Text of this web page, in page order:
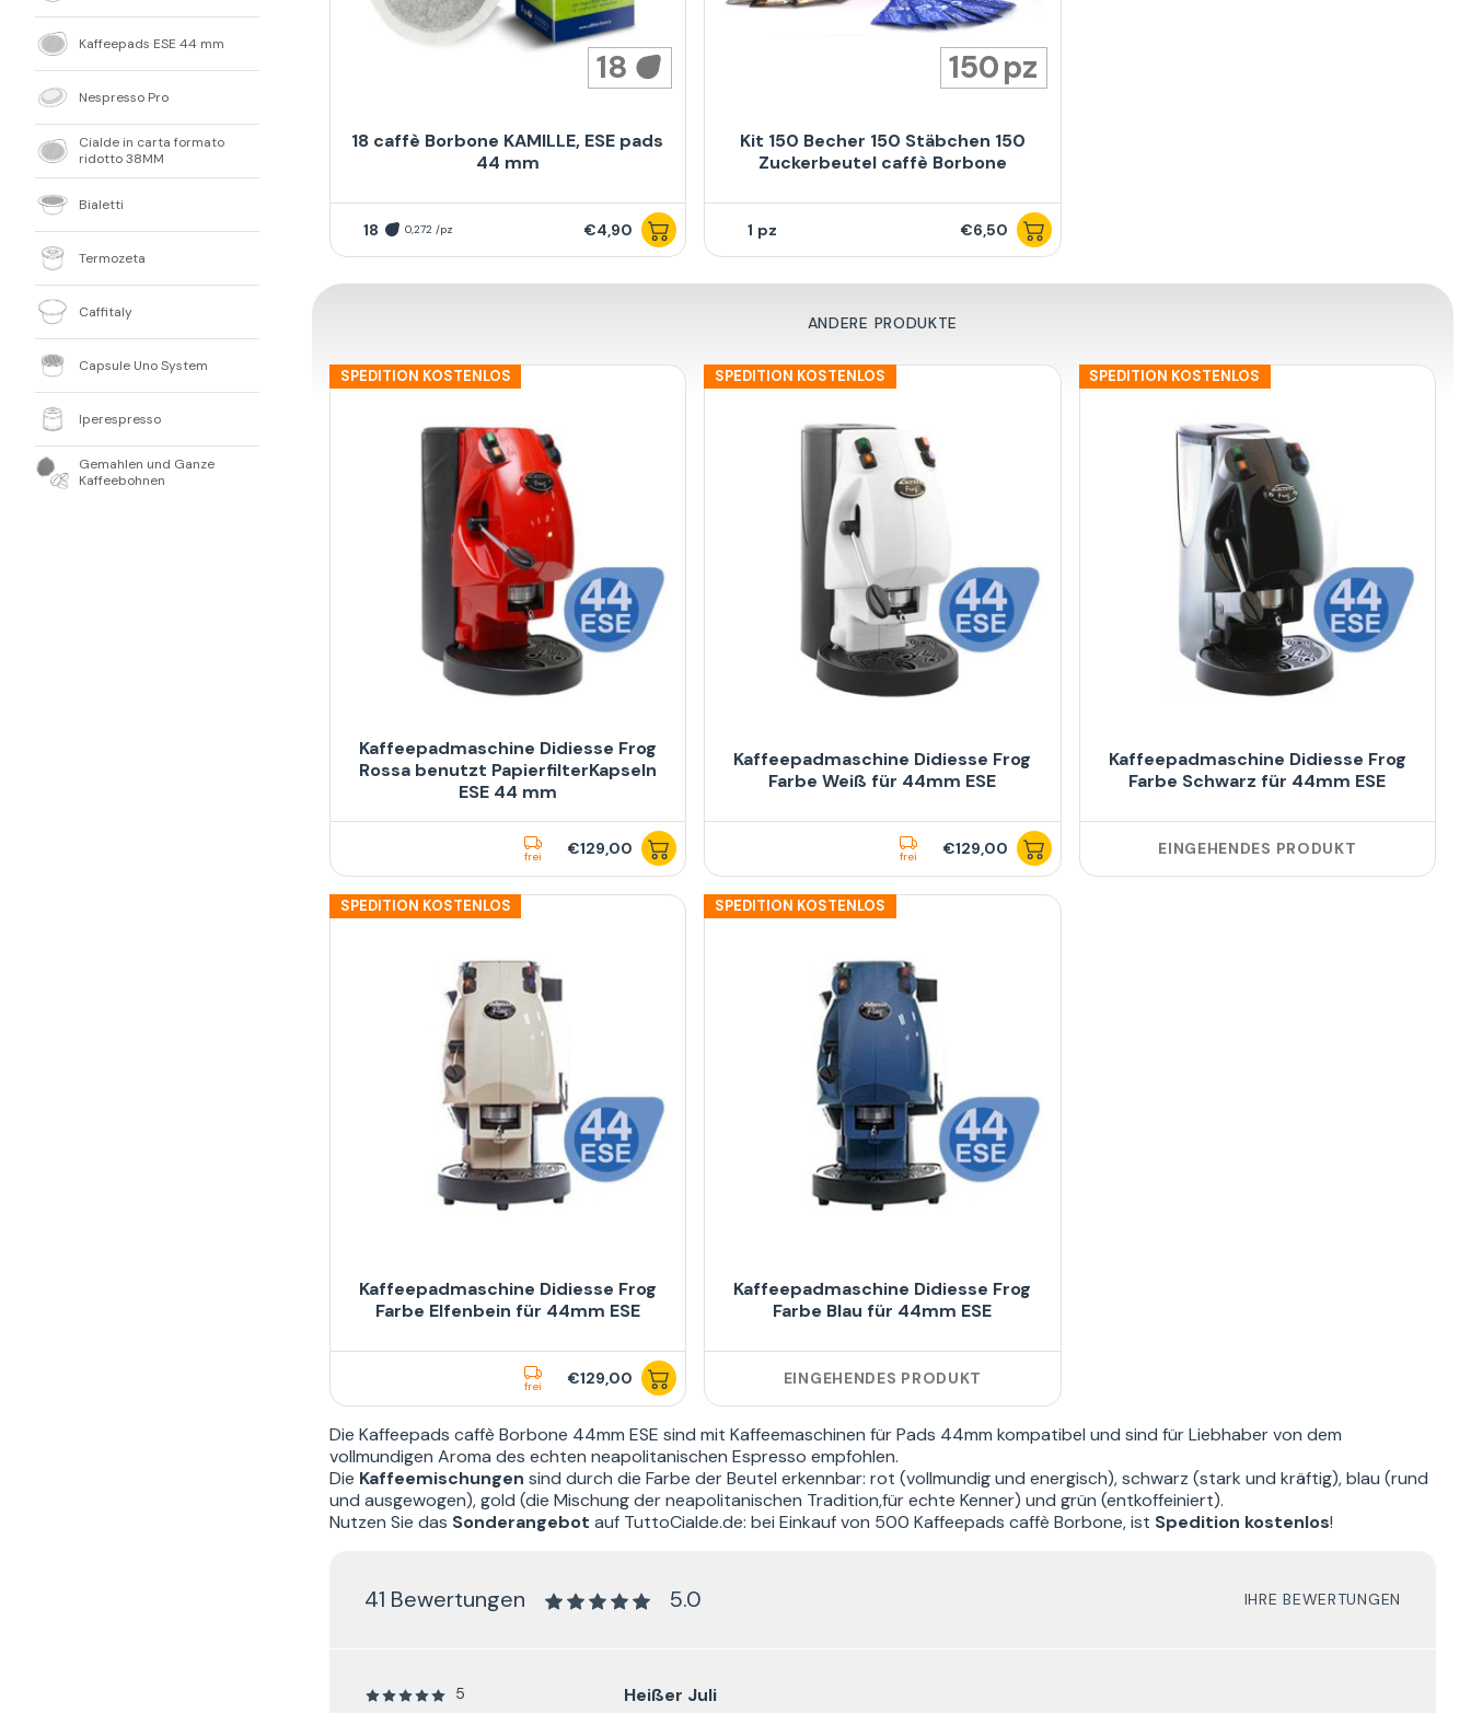
Kaffeepads ESE 44 mm
Nespresso Pro
Cialde in carta formato
ridotto 38MM
Bialetti
Termozeta
Caffitaly
Capsule Uno System
Iperespresso
Gemahlen und Ganze
Kaffeebohnen
18
18 caffè Borbone KAMILLE, ESE pads
44 mm
18 0,272 /pz €4,90
150
Kit 150 Becher 150 Stäbchen 150
Zuckerbeutel caffè Borbone
1 €6,50
ANDERE PRODUKTE
SPEDITION KOSTENLOS
Kaffeepadmaschine Didiesse Frog
Rossa benutzt PapierfilterKapseln
ESE 44 mm
frei €129,00
SPEDITION KOSTENLOS
Kaffeepadmaschine Didiesse Frog
Farbe Weiß für 44mm ESE
frei €129,00
SPEDITION KOSTENLOS
Kaffeepadmaschine Didiesse Frog
Farbe Schwarz für 44mm ESE
EINGEHENDES PRODUKT
SPEDITION KOSTENLOS
Kaffeepadmaschine Didiesse Frog
Farbe Elfenbein für 44mm ESE
frei €129,00
SPEDITION KOSTENLOS
Kaffeepadmaschine Didiesse Frog
Farbe Blau für 44mm ESE
EINGEHENDES PRODUKT
Die Kaffeepads caffè Borbone 44mm ESE sind mit Kaffeemaschinen für Pads 44mm kompatibel und sind für Liebhaber von dem
vollmundigen Aroma des echten neapolitanischen Espresso empfohlen.
Die Kaffeemischungen sind durch die Farbe der Beutel erkennbar: rot (vollmundig und energisch), schwarz (stark und kräftig), blau (rund
und ausgewogen), gold (die Mischung der neapolitanischen Tradition,für echte Kenner) und grün (entkoffeiniert).
Nutzen Sie das Sonderangebot auf TuttoCialde.de: bei Einkauf von 500 Kaffeepads caffè Borbone, ist Spedition kostenlos!
41 Bewertungen 5.0 IHRE BEWERTUNGEN
5
Heißer Juli